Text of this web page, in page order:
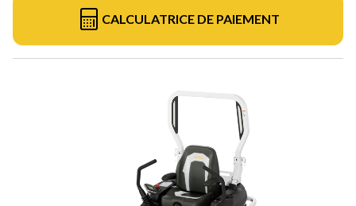
CALCULATRICE DE PAIEMENT